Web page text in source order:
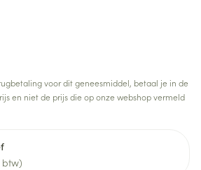
voor dit geneesmiddel, betaal je in de
en niet de prijs die op onze webshop vermeld
btw)